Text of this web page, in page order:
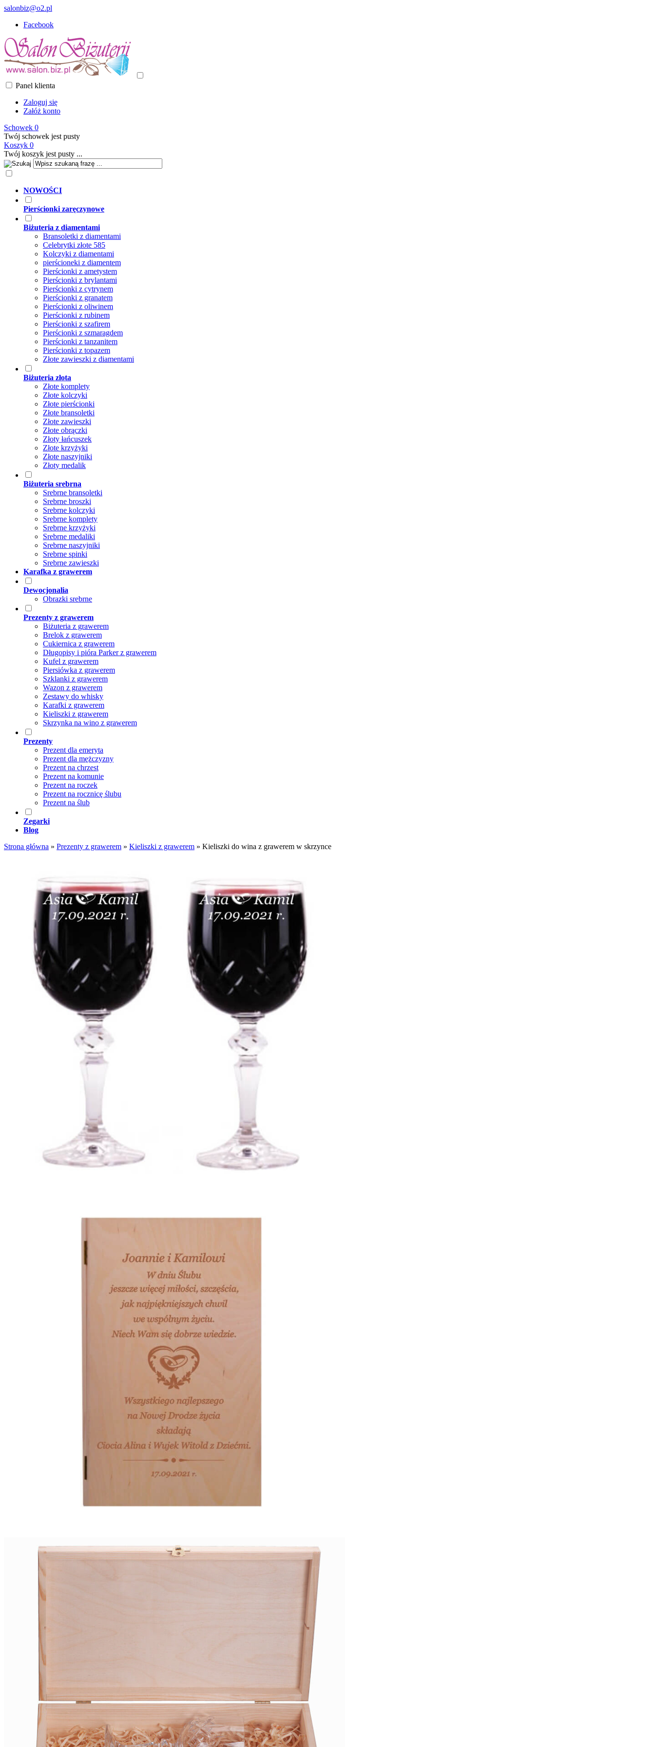
salonbiz@o2.pl
Facebook
Panel klienta
Zaloguj się
Załóż konto
Schowek 0
Twój schowek jest pusty
Koszyk 0
Twój koszyk jest pusty ...
NOWOŚCI
Pierścionki zaręczynowe
Biżuteria z diamentami
Bransoletki z diamentami
Celebrytki złote 585
Kolczyki z diamentami
pierścioneki z diamentem
Pierścionki z ametystem
Pierścionki z brylantami
Pierścionki z cytrynem
Pierścionki z granatem
Pierścionki z oliwinem
Pierścionki z rubinem
Pierścionki z szafirem
Pierścionki z szmaragdem
Pierścionki z tanzanitem
Pierścionki z topazem
Złote zawieszki z diamentami
Biżuteria złota
Złote komplety
Złote kolczyki
Złote pierścionki
Złote bransoletki
Złote zawieszki
Złote obrączki
Złoty łańcuszek
Złote krzyżyki
Złote naszyjniki
Złoty medalik
Biżuteria srebrna
Srebrne bransoletki
Srebrne broszki
Srebrne kolczyki
Srebrne komplety
Srebrne krzyżyki
Srebrne medaliki
Srebrne naszyjniki
Srebrne spinki
Srebrne zawieszki
Karafka z grawerem
Dewocjonalia
Obrazki srebrne
Prezenty z grawerem
Biżuteria z grawerem
Brelok z grawerem
Cukiernica z grawerem
Długopisy i pióra Parker z grawerem
Kufel z grawerem
Piersiówka z grawerem
Szklanki z grawerem
Wazon z grawerem
Zestawy do whisky
Karafki z grawerem
Kieliszki z grawerem
Skrzynka na wino z grawerem
Prezenty
Prezent dla emeryta
Prezent dla mężczyzny
Prezent na chrzest
Prezent na komunie
Prezent na roczek
Prezent na rocznicę ślubu
Prezent na ślub
Zegarki
Blog
Strona główna » Prezenty z grawerem » Kieliszki z grawerem » Kieliszki do wina z grawerem w skrzynce